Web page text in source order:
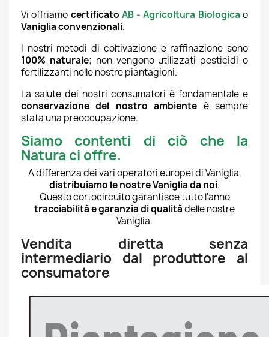
Vi offriamo certificato AB - Agricoltura Biologica o
Vaniglia convenzionali.
I nostri metodi di coltivazione e raffinazione sono
100% naturale; non vengono utilizzati pesticidi o
fertilizzanti nelle nostre piantagioni.
La salute dei nostri consumatori è fondamentale e
conservazione del nostro ambiente è sempre
stata una preoccupazione.
Siamo contenti di ciò che la
Natura ci offre.
A differenza dei vari operatori europei di Vaniglia,
distribuiamo le nostre Vaniglia da noi.
Questo cortocircuito garantisce tutto l'anno
tracciabilità e garanzia di qualitàdelle nostre
Vaniglia.
Vendita diretta senza
intermediario dal produttore al
consumatore